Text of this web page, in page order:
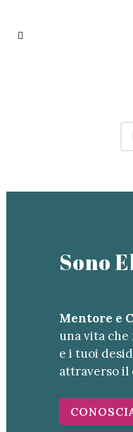
Sono
Mentore e
una vita
e i tuoi
attraverso il